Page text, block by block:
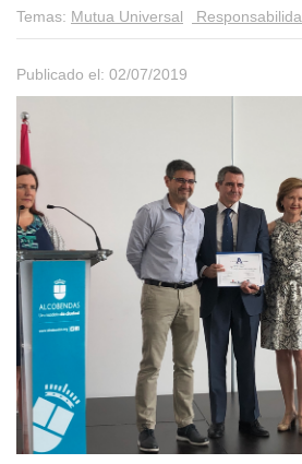
Temas: Mutua Universal
Publicado el: 02/07/2019